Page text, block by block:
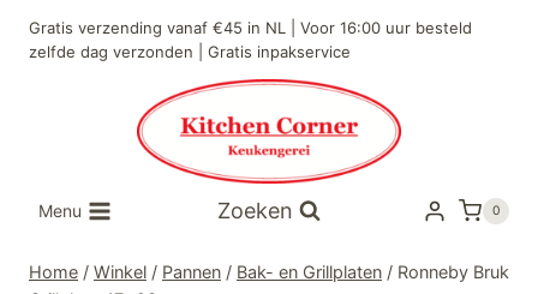
naar
Gratis verzending vanaf €45 in NL | Voor 16:00 uur besteld
zelfde dag verzonden | Gratis inpakservice
Menu Zoeken 0
Home / Winkel / Pannen / Bak- en Grillplaten / Ronneby Bruk